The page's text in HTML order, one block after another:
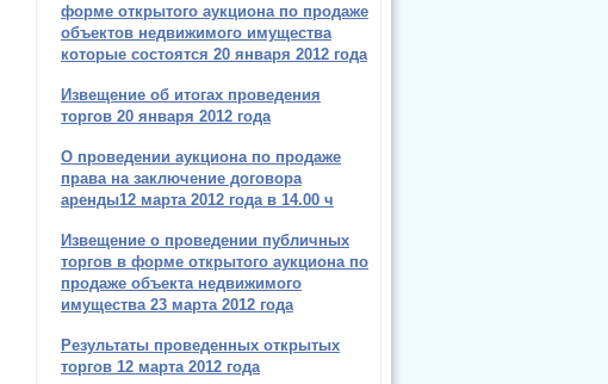
форме открытого аукциона по продаже
объектов недвижимого имущества
которые состоятся 20 января 2012 года
Извещение об итогах проведения
торгов 20 января 2012 года
О проведении аукциона по продаже
права на заключение договора
аренды12 марта 2012 года в 14.00 ч
Извещение о проведении публичных
торгов в форме открытого аукциона по
продаже объекта недвижимого
имущества 23 марта 2012 года
Результаты проведенных открытых
торгов 12 марта 2012 года